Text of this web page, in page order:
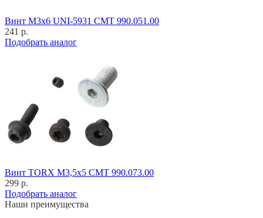
Винт M3x6 UNI-5931 CMT 990.051.00
241 р.
Подобрать аналог
Винт TORX M3,5x5 CMT 990.073.00
299 р.
Подобрать аналог
Наши преимущества